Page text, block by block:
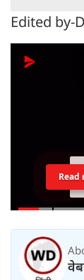
Edited by-
Read